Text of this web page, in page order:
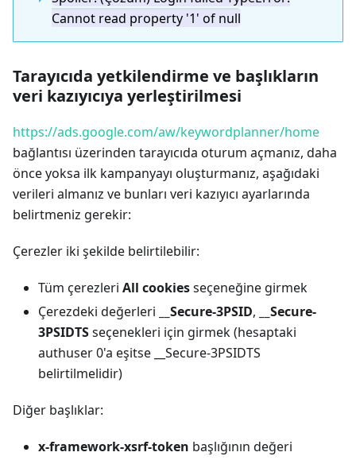
Cannot read property '1' of null
Tarayıcıda yetkilendirme ve başlıkların
veri kazıyıcıya yerleştirilmesi
https://ads.google.com/aw/keywordplanner/home
bağlantısı üzerinden tarayıcıda oturum açmanız, daha
önce yoksa ilk kampanyayı oluşturmanız, aşağıdaki
verileri almanız ve bunları veri kazıyıcı ayarlarında
belirtmeniz gerekir:
Çerezler iki şekilde belirtilebilir:
Tüm çerezleri All cookiesseçeneğine girmek
Çerezdeki değerleri
__Secure-3PSID,
__Secure-
3PSIDTSseçenekleri için girmek (hesaptaki
authuser 0'a eşitse __Secure-3PSIDTS
belirtilmelidir)
Diğer başlıklar:
x-framework-xsrf-token başlığının değeri